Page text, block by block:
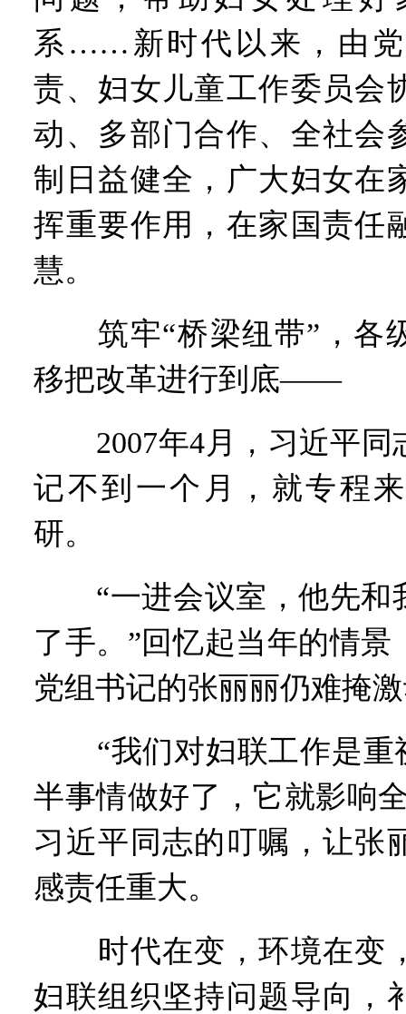
系……新时代以来，由
责、妇女儿童工作委员会
动、多部门合作、全社会
制日益健全，广大妇女在
挥重要作用，在家国责任
慧。
筑牢“桥梁纽带”，各
移把改革进行到底——
2007年4月，习近平同
记不到一个月，就专程
研。
“一进会议室，他先和
了手。”回忆起当年的情
党组书记的张丽丽仍难掩
“我们对妇联工作是重
半事情做好了，它就影响
习近平同志的叮嘱，让张
感责任重大。
时代在变，环境在变
妇联组织坚持问题导向，